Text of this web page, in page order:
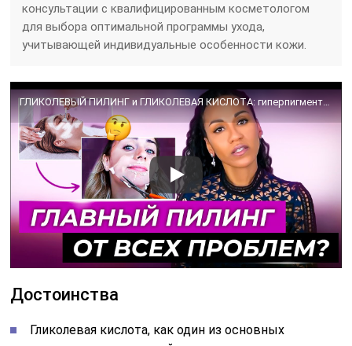
консультации с квалифицированным косметологом
для выбора оптимальной программы ухода,
учитывающей индивидуальные особенности кожи.
ГЛИКОЛЕВЫЙ ПИЛИНГ и ГЛИКОЛЕВАЯ КИСЛОТА: гиперпигментация, омоложение, постакне, вросшие волосы
Достоинства
Гликолевая кислота, как один из основных